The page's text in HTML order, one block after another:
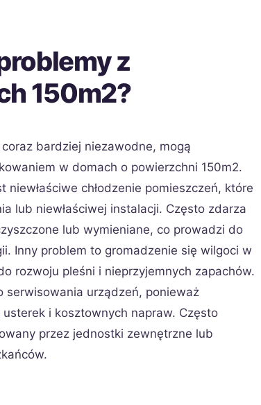
z
150m2?
bardziej niezawodne, mogą
w domach o powierzchni 150m2.
chłodzenie pomieszczeń, które
lub niewłaściwej instalacji. Często zdarza
lub wymieniane, co prowadzi do
Inny problem to gromadzenie się wilgoci w
rozwoju pleśni i nieprzyjemnych zapachów.
serwisowania urządzeń, ponieważ
i kosztownych napraw. Często
przez jednostki zewnętrzne lub